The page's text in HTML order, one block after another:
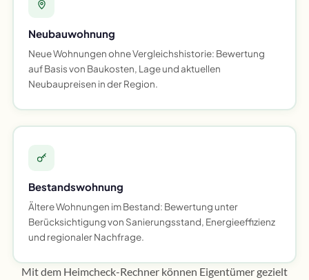
Neubauwohnung
Neue Wohnungen ohne Vergleichshistorie: Bewertung
auf Basis von Baukosten, Lage und aktuellen
Neubaupreisen in der Region.
Bestandswohnung
Ältere Wohnungen im Bestand: Bewertung unter
Berücksichtigung von Sanierungsstand, Energieeffizienz
und regionaler Nachfrage.
Mit dem Heimcheck-Rechner können Eigentümer gezielt